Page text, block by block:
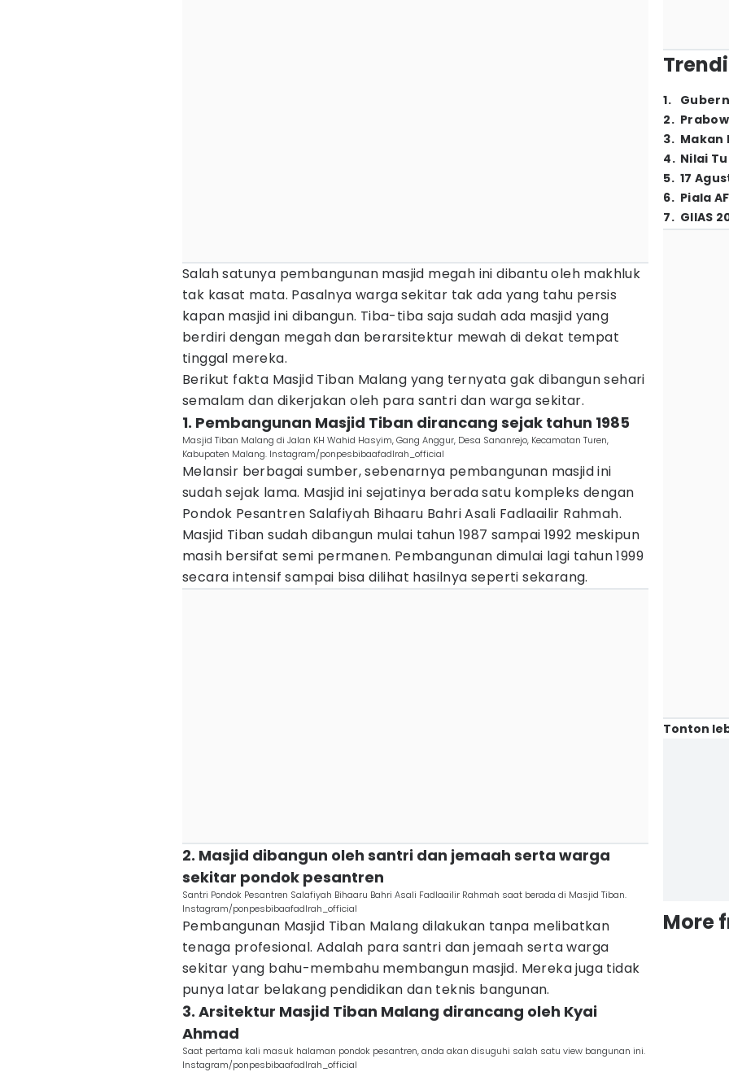
Salah satunya pembangunan masjid megah ini dibantu oleh makhluk
tak kasat mata. Pasalnya warga sekitar tak ada yang tahu persis
kapan masjid ini dibangun. Tiba-tiba saja sudah ada masjid yang
berdiri dengan megah dan berarsitektur mewah di dekat tempat
tinggal mereka.
Berikut fakta Masjid Tiban Malang yang ternyata gak dibangun sehari
semalam dan dikerjakan oleh para santri dan warga sekitar.
1. Pembangunan Masjid Tiban dirancang sejak tahun 1985
Masjid Tiban Malang di Jalan KH Wahid Hasyim, Gang Anggur, Desa Sananrejo, Kecamatan Turen,
Kabupaten Malang. Instagram/ponpesbibaafadlrah_official
Melansir berbagai sumber, sebenarnya pembangunan masjid ini
sudah sejak lama. Masjid ini sejatinya berada satu kompleks dengan
Pondok Pesantren Salafiyah Bihaaru Bahri Asali Fadlaailir Rahmah.
Masjid Tiban sudah dibangun mulai tahun 1987 sampai 1992 meskipun
masih bersifat semi permanen. Pembangunan dimulai lagi tahun 1999
secara intensif sampai bisa dilihat hasilnya seperti sekarang.
2. Masjid dibangun oleh santri dan jemaah serta warga
sekitar pondok pesantren
Santri Pondok Pesantren Salafiyah Bihaaru Bahri Asali Fadlaailir Rahmah saat berada di Masjid Tiban.
Instagram/ponpesbibaafadlrah_official
Pembangunan Masjid Tiban Malang dilakukan tanpa melibatkan
tenaga profesional. Adalah para santri dan jemaah serta warga
sekitar yang bahu-membahu membangun masjid. Mereka juga tidak
punya latar belakang pendidikan dan teknis bangunan.
3. Arsitektur Masjid Tiban Malang dirancang oleh Kyai
Ahmad
Saat pertama kali masuk halaman pondok pesantren, anda akan disuguhi salah satu view bangunan ini.
Instagram/ponpesbibaafadlrah_official
1.
2.
3. Makan
4. Nilai
5. 17
6. Piala
7. GIIAS
Tonton
More